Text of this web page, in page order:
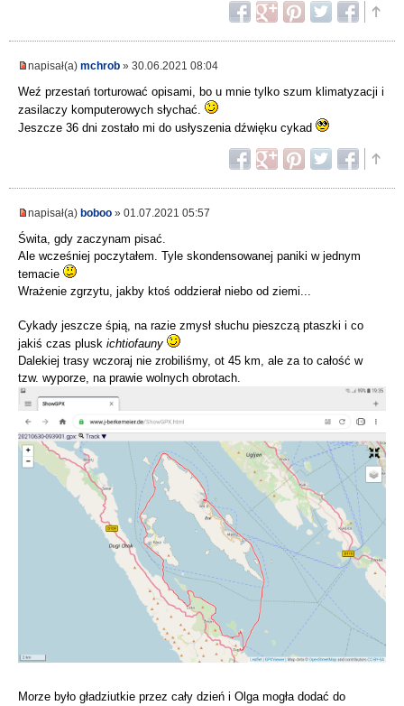
napisał(a) mchrob » 30.06.2021 08:04
Weź przestań torturować opisami, bo u mnie tylko szum klimatyzacji i
zasilaczy komputerowych słychać.
Jeszcze 36 dni zostało mi do usłyszenia dźwięku cykad
napisał(a) boboo » 01.07.2021 05:57
Świta, gdy zaczynam pisać.
Ale wcześniej poczytałem. Tyle skondensowanej paniki w jednym
temacie
Wrażenie zgrzytu, jakby ktoś oddzierał niebo od ziemi...
Cykady jeszcze śpią, na razie zmysł słuchu pieszczą ptaszki i co
jakiś czas plusk ichtiofauny
Dalekiej trasy wczoraj nie zrobiliśmy, ot 45 km, ale za to całość w
tzw. wyporze, na prawie wolnych obrotach.
Morze było gładziutkie przez cały dzień i Olga mogła dodać do